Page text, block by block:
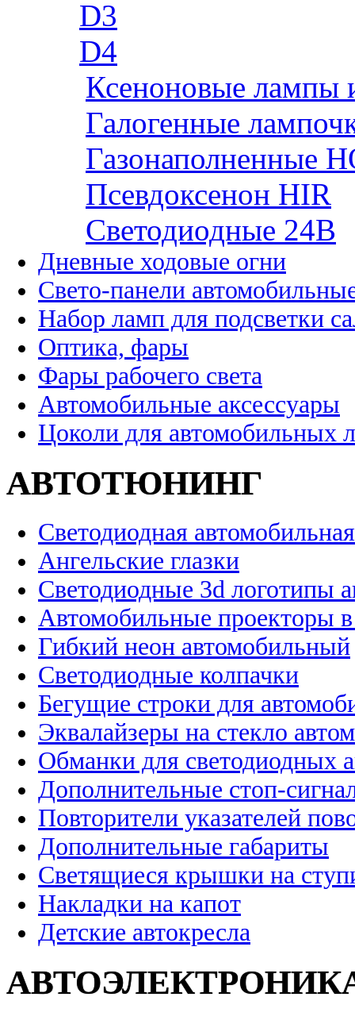
D3
D4
Ксеноновые лампы
Галогенные
Газонаполненные
Псевдоксенон HIR
Cветодиодные 24B
Дневные ходовые огни
Свето-панели
Набор ламп для подсветки
Оптика, фары
Фары рабочего света
Автомобильные аксессуары
Цоколи для автомобильных
АВТОТЮНИНГ
Светодиодная
Ангельские глазки
Светодиодные 3d логотипы
Автомобильные проекторы
Гибкий неон автомобильный
Светодиодные колпачки
Бегущие строки для
Эквалайзеры на стекло
Обманки для светодиодных
Дополнительные стоп-
Повторители указателей
Дополнительные габариты
Светящиеся крышки на
Накладки на капот
Детские автокресла